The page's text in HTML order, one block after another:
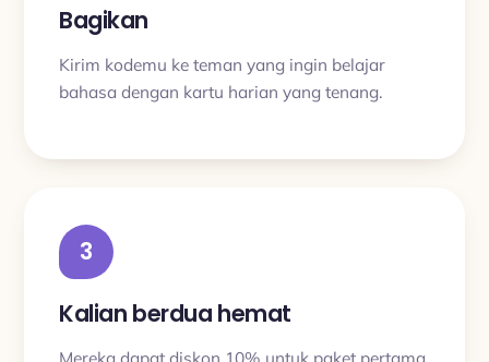
Bagikan
Kirim kodemu ke teman yang ingin belajar
bahasa dengan kartu harian yang tenang.
3
Kalian berdua hemat
Mereka dapat diskon 10% untuk paket pertama,